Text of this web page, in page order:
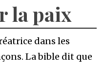
la paix
dans les
La bible dit que